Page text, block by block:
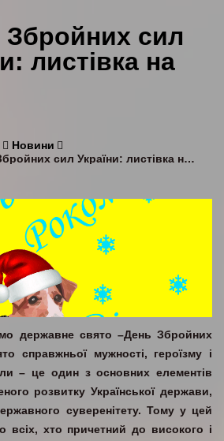
сил
листівка на
Новини
До Дня Збройних сил України: листівка на передову
державне свято –День Збройних
справжньої мужності, героїзму і
– це один з основних елементів
розвитку Української держави,
суверенітету. Тому у цей
хто причетний до високого і